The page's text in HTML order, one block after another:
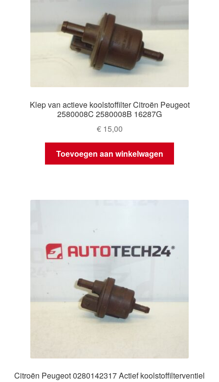
Klep van actieve koolstoffilter Citroën Peugeot
2580008C 2580008B 16287G
€15,00
Toevoegen aan winkelwagen
Citroën Peugeot 0280142317 Actief koolstoffilterventiel